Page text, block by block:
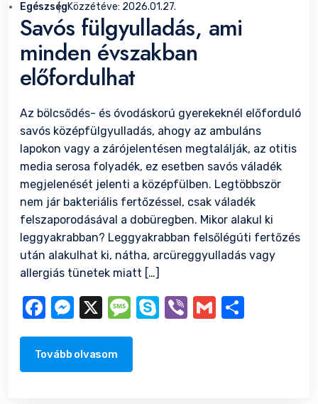
EgészségKözzétéve: 2026.01.27.
Savós fülgyulladás, ami
minden évszakban
előfordulhat
Az bölcsődés- és óvodáskorú gyerekeknél előforduló
savós középfülgyulladás, ahogy az ambuláns
lapokon vagy a zárójelentésen megtalálják, az otitis
media serosa folyadék, ez esetben savós váladék
megjelenését jelenti a középfülben. Legtöbbször
nem jár bakteriális fertőzéssel, csak váladék
felszaporodásával a dobüregben. Mikor alakul ki
leggyakrabban? Leggyakrabban felsőlégúti fertőzés
után alakulhat ki, nátha, arcüreggyulladás vagy
allergiás tünetek miatt […]
Facebook
Messenger
X Message
Skype
ViberGmailOssza
Tovább olvasom